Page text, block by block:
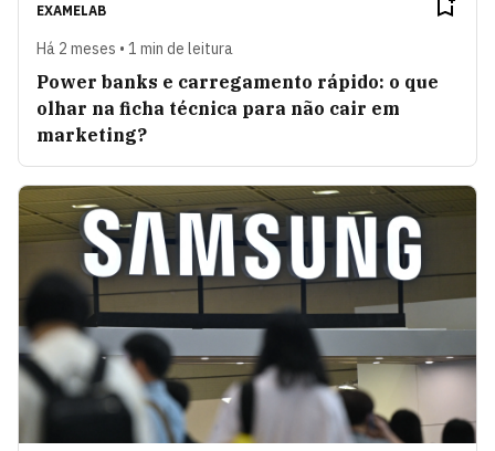
EXAMELAB
Há 2 meses • 1 min de leitura
Power banks e carregamento rápido: o que
olhar na ficha técnica para não cair em
marketing?